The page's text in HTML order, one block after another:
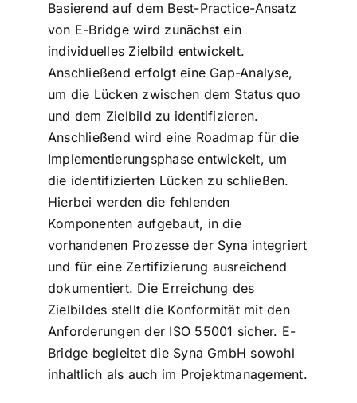
Basierend auf dem Best-Practice-Ansatz
von E-Bridge wird zunächst ein
individuelles Zielbild entwickelt.
Anschließend erfolgt eine Gap-Analyse,
um die Lücken zwischen dem Status quo
und dem Zielbild zu identifizieren.
Anschließend wird eine Roadmap für die
Implementierungsphase entwickelt, um
die identifizierten Lücken zu schließen.
Hierbei werden die fehlenden
Komponenten aufgebaut, in die
vorhandenen Prozesse der Syna integriert
und für eine Zertifizierung ausreichend
dokumentiert. Die Erreichung des
Zielbildes stellt die Konformität mit den
Anforderungen der ISO 55001 sicher. E-
Bridge begleitet die Syna GmbH sowohl
inhaltlich als auch im Projektmanagement.